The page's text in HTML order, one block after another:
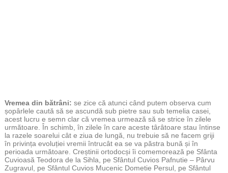
Vremea din bătrâni: se zice că atunci când putem observa cum
șopârlele caută să se ascundă sub pietre sau sub temelia casei,
acest lucru e semn clar că vremea urmează să se strice în zilele
următoare. În schimb, în zilele în care aceste târâtoare stau întinse
la razele soarelui cât e ziua de lungă, nu trebuie să ne facem griji
în privința evoluției vremii întrucât ea se va păstra bună și în
perioada următoare. Creștinii ortodocși îi comemorează pe Sfânta
Cuvioasă Teodora de la Sihla, pe Sfântul Cuvios Pafnutie – Pârvu
Zugravul, pe Sfântul Cuvios Mucenic Dometie Persul, pe Sfântul